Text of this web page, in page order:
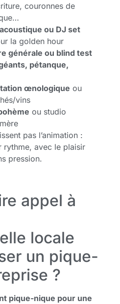
couronnes de
ou DJ set
la golden hour
générale ou blind test
pétanque,
œnologique ou
vins
ou studio
pas l’animation :
rythme, avec le plaisir
pression.
appel à
locale
un pique-
?
pique-nique pour une